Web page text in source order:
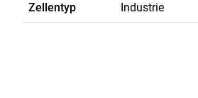
Zellentyp Industrie